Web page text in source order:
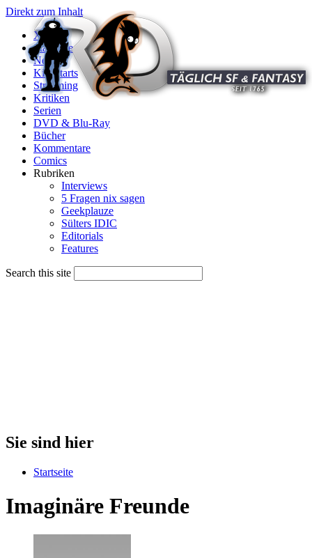
Direkt zum Inhalt
X
Startseite
News
Kinostarts
Streaming
Kritiken
Serien
DVD & Blu-Ray
Bücher
Kommentare
Comics
Rubriken
Interviews
5 Fragen nix sagen
Geekplauze
Sülters IDIC
Editorials
Features
Search this site
Sie sind hier
Startseite
Imaginäre Freunde